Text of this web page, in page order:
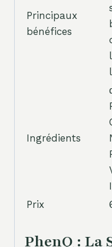
Principaux
bénéfices
Ingrédients
Prix
PhenQ : La